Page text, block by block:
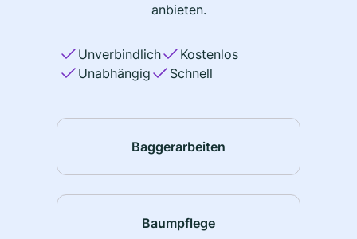
anbieten.
Unverbindlich
Kostenlos
Unabhängig
Schnell
Baggerarbeiten
Baumpflege